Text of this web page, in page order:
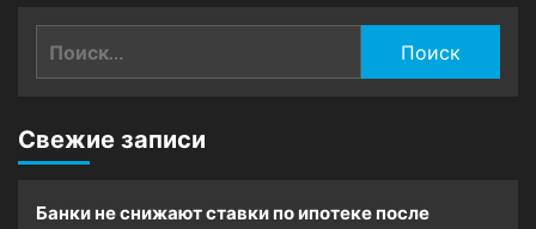
Свежие записи
Банки не снижают ставки по ипотеке после